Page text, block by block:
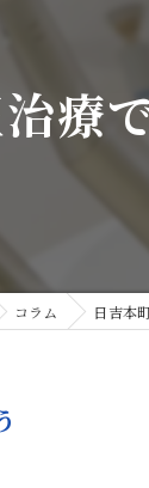
療
コラム 日吉本